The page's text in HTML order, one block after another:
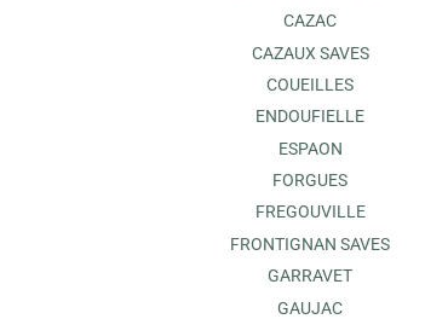
CAZAC
CAZAUX SAVES
COUEILLES
ENDOUFIELLE
ESPAON
FORGUES
FREGOUVILLE
FRONTIGNAN SAVES
GARRAVET
GAUJAC